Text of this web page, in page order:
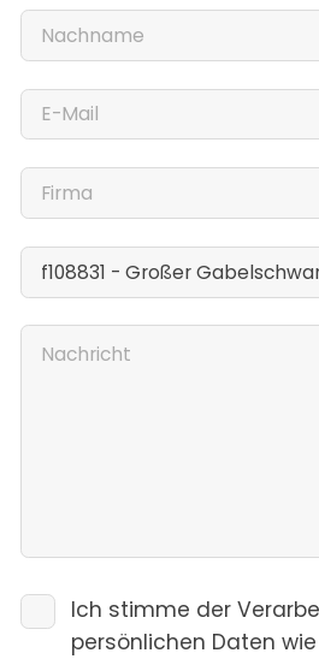
Ich stimme der
persönlichen Daten